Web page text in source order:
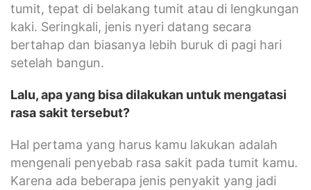
tumit, tepat di belakang tumit atau di lengkungan
kaki. Seringkali, jenis nyeri datang secara
bertahap dan biasanya lebih buruk di pagi hari
setelah bangun.
Lalu, apa yang bisa dilakukan untuk mengatasi
rasa sakit tersebut?
Hal pertama yang harus kamu lakukan adalah
mengenali penyebab rasa sakit pada tumit kamu.
Karena ada beberapa jenis penyakit yang jadi